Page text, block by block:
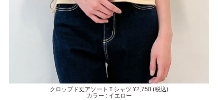
クロップド丈アソートＴシャツ ¥2,750 (税込)
カラー : イエロー